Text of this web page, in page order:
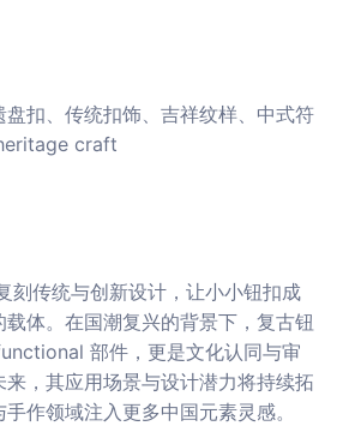
扣、传统扣饰、吉祥纹样、中式符
craft
刻传统与创新设计，让小小钮扣成
体。在国潮复兴的背景下，复古钮
部件，更是文化认同与审
来，其应用场景与设计潜力将持续拓
作领域注入更多中国元素灵感。